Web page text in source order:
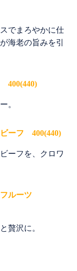
でまろやかに仕
海老の旨みを引
400(440)
。
ーフ 400(440)
ーフを、クロワ
フルーツ
贅沢に。